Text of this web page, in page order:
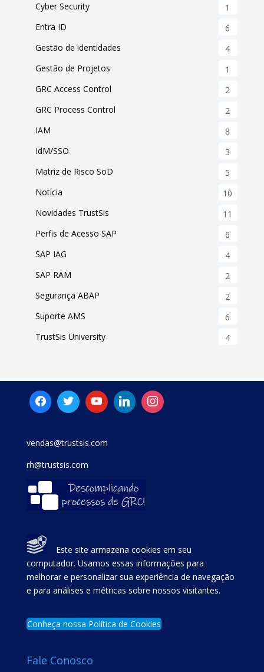
Cyber Security
1
Entra ID
6
Gestão de identidades
4
Gestão de Projetos
1
GRC Access Control
2
GRC Process Control
2
IAM
8
IdM/SSO
3
Matriz de Risco SoD
5
Noticia
10
Novidades TrustSis
11
Perfis de Acesso SAP
6
SAP IAG
4
SAP RAM
2
Segurança ABAP
2
Suporte AMS
6
TrustSis University
4
vendas@trustsis.com
rh@trustsis.com
Este site armazena cookies em seu
computador. Usamos essas informações para
melhorar e personalizar sua experiência de navegação
e para análises e métricas sobre nossos visitantes.
Conheça nossa Política de Cookies
Fale Conosco